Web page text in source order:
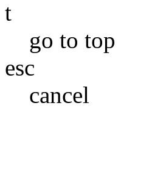
t
go to top
esc
cancel